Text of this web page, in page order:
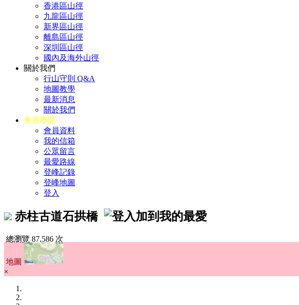
香港區山徑
九龍區山徑
新界區山徑
離島區山徑
深圳區山徑
國內及海外山徑
關於我們
行山守則 Q&A
地圖教學
最新消息
關於我們
會員專區
會員資料
我的信箱
公眾留言
最愛路線
登峰記錄
登峰地圖
登入
赤柱古道石拱橋
總瀏覽 87,586 次
地圖
×